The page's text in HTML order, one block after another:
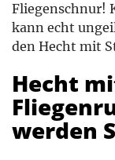
Fliegenschnur!
kann echt
den Hecht mit
Hecht
werden